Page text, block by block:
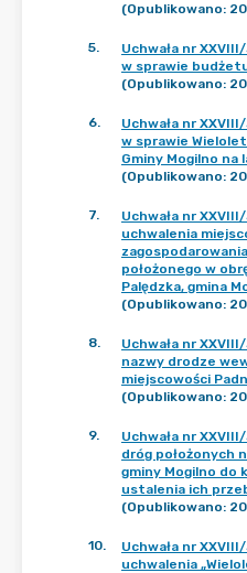
(Opublikowano:
5.
Uchwała nr
w sprawie
(Opublikowano:
6.
Uchwała nr
w sprawie
Gminy Mogilno na
(Opublikowano:
7.
Uchwała nr
uchwalenia
położonego w
Palędzka, gmina
(Opublikowano:
8.
Uchwała nr
nazwy drodze
miejscowości
(Opublikowano:
9.
Uchwała nr
dróg położonych
gminy Mogilno do
ustalenia ich
(Opublikowano:
10.
Uchwała nr
uchwalenia